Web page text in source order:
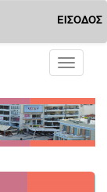
ΕΙΣΟΔΟΣ
Toggle